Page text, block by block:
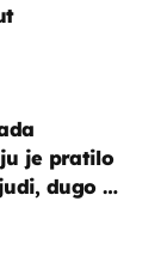
je pratilo
dugo se